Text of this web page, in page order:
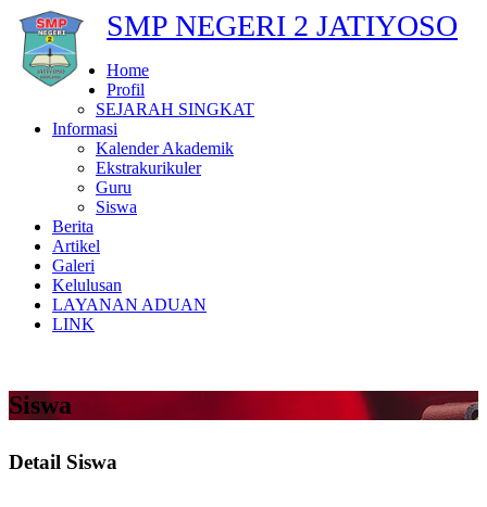
SMP NEGERI 2 JATIYOSO
Home
Profil
SEJARAH SINGKAT
Informasi
Kalender Akademik
Ekstrakurikuler
Guru
Siswa
Berita
Artikel
Galeri
Kelulusan
LAYANAN ADUAN
LINK
Siswa
Detail Siswa